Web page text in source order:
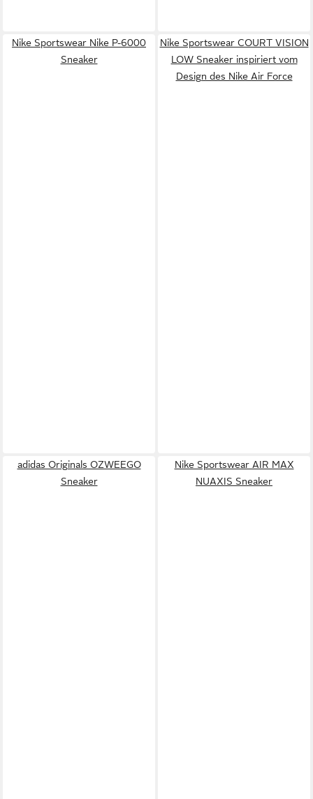
Nike Sportswear Nike P-6000
Sneaker
Nike Sportswear COURT VISION
LOW Sneaker inspiriert vom
Design des Nike Air Force
adidas Originals OZWEEGO
Sneaker
Nike Sportswear AIR MAX
NUAXIS Sneaker